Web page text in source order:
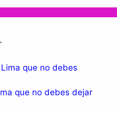
que no debes dejar